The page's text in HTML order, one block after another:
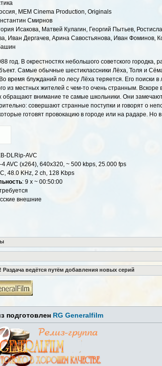
MEM Cinema Production, Originals
Смирнов
Исакова, Матвей Кулагин, Георгий Пытьев,
Иван Дергачев, Арина Савостьянова, Иван Фоминов,
год. В окрестностях небольшого советского
Самые обычные шестиклассники Лёха, Толя и
время блужданий по лесу Лёха теряется. Его поиски
из местных жителей с чем-то очень странным.
обращают внимание те самые школьники. Они
совершают странные поступки и говорят о
готовят провокацию в городе или на радаре. Но
DLRip-AVC
4 AVC (x264), 640x320, ~ 500 kbps, 25.000 fps
48.0 KHz, 2 ch, 128 Kbps
: 9 x ~ 00:50:00
внешние
Раздача ведётся путём добавления новых серий
подготовлен RG Generalfilm